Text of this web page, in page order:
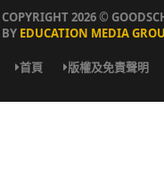
COPYRIGHT 2026 ©
BY EDUCATION MEDIA
首頁 版權及免責聲明